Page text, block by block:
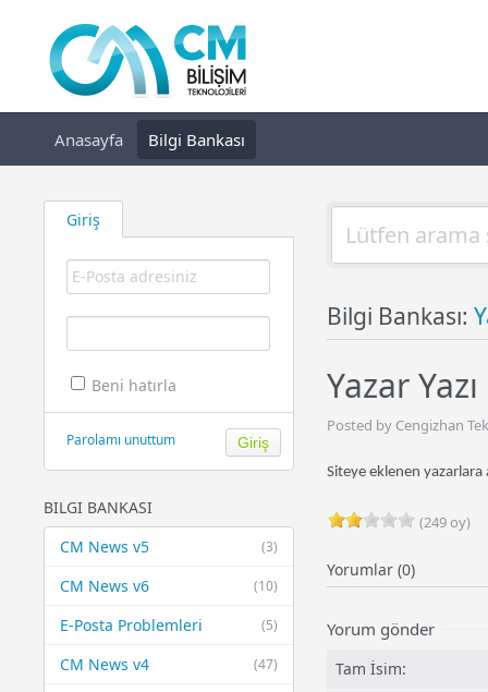
Anasayfa Bilgi Bankası
Giriş
Beni hatırla
Parolamı unuttum
BILGI BANKASI
(3)
CM News v5
(10)
CM News v6
(5)
E-Posta Problemleri
(47)
CM News v4
Bilgi Bankası:
Yazar
Posted by Cengizhan
Siteye eklenen
(249 oy)
Yorumlar (0)
Yorum gönder
Tam İsim: